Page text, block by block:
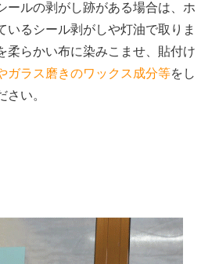
ールの剥がし跡がある場合は、ホ
いるシール剥がしや灯油で取りま
柔らかい布に染みこませ、貼付け
ガラス磨きのワックス成分等をし
さい。